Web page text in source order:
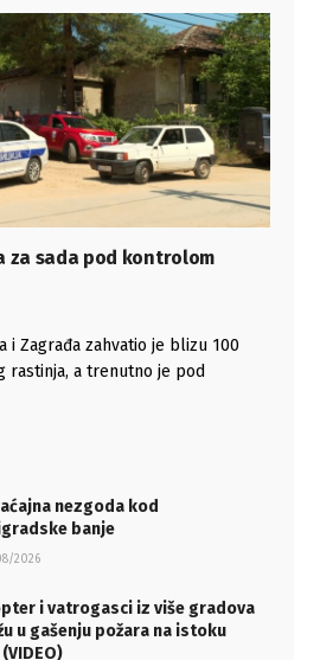
za sada pod kontrolom
i Zagrađa zahvatio je blizu 100
rastinja, a trenutno je pod
nezgoda kod
banje
2026
i vatrogasci iz više gradova
u gašenju požara na istoku